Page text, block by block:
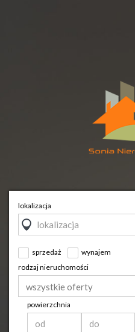
lokalizacja
sprzedaż wynajem
rodzaj nieruchomości
wszystkie oferty
powierzchnia